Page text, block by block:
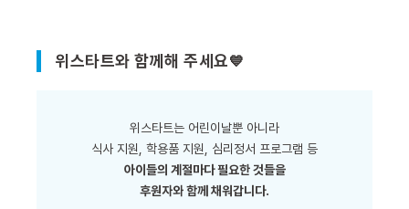
위스타트와 함께해 주세요💙
위스타트는 어린이날뿐 아니라
식사 지원, 학용품 지원, 심리정서 프로그램 등
아이들의 계절마다 필요한 것들을
후원자와 함께 채워갑니다.